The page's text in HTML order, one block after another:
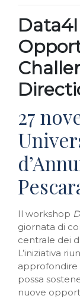
27
Il workshop
giornata di
centrale dei
L’iniziativa
approfondire
possa
nuove